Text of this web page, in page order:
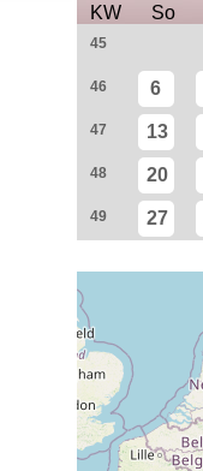
KW
So
45
46 6
47 13
48 20
49 27